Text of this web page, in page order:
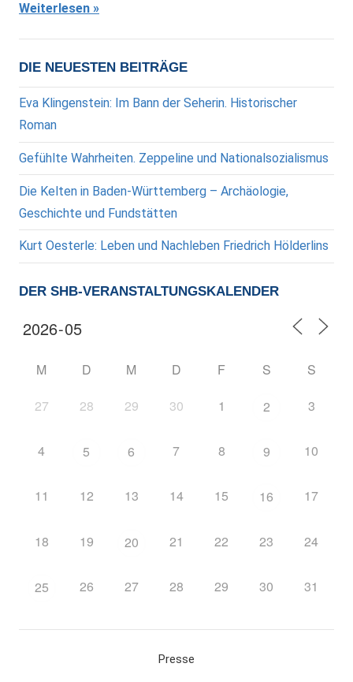
Weiterlesen
DIE NEUESTEN BEITRÄGE
Eva Klingenstein: Im Bann der Seherin. Historischer
Roman
Gefühlte Wahrheiten. Zeppeline und Nationalsozialismus
Die Kelten in Baden-Württemberg – Archäologie,
Geschichte und Fundstätten
Kurt Oesterle: Leben und Nachleben Friedrich Hölderlins
DER SHB-VERANSTALTUNGSKALENDER
M D M D F S S
27 28 29 30 1 2 3
4 5 6 7 8 9 10
11 12 13 14 15 16 17
18 19 20 21 22 23 24
25 26 27 28 29 30 31
Presse